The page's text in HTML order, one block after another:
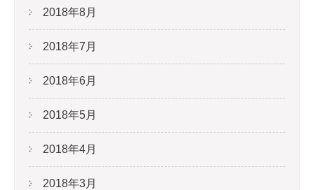
2018年8月
2018年7月
2018年6月
2018年5月
2018年4月
2018年3月